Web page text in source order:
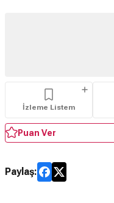
İzleme Listem
Puan Ver
Paylaş: